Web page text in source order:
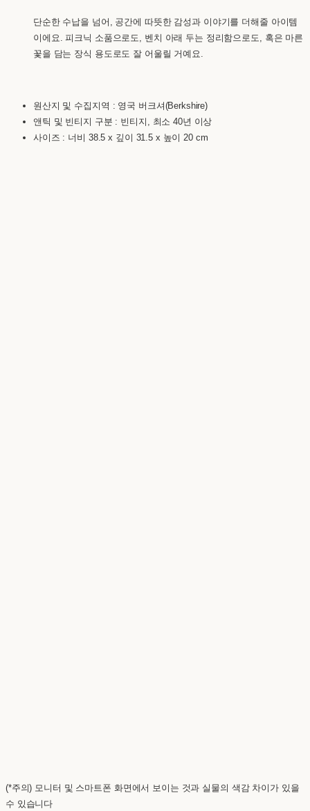
단순한 수납을 넘어, 공간에 따뜻한 감성과 이야기를 더해줄 아이템
이에요. 피크닉 소품으로도, 벤치 아래 두는 정리함으로도, 혹은 마른
꽃을 담는 장식 용도로도 잘 어울릴 거예요.
원산지 및 수집지역 : 영국 버크셔(Berkshire)
앤틱 및 빈티지 구분 : 빈티지, 최소 40년 이상
사이즈 : 너비 38.5 x 깊이 31.5 x 높이 20 cm
(*주의) 모니터 및 스마트폰 화면에서 보이는 것과 실물의 색감 차이가 있을
수 있습니다